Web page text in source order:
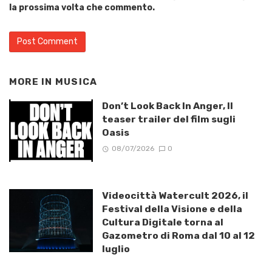
la prossima volta che commento.
MORE IN MUSICA
Don’t Look Back In Anger, Il
teaser trailer del film sugli
Oasis
08/07/2026 0
Videocittà Watercult 2026, il
Festival della Visione e della
Cultura Digitale torna al
Gazometro di Roma dal 10 al 12
luglio